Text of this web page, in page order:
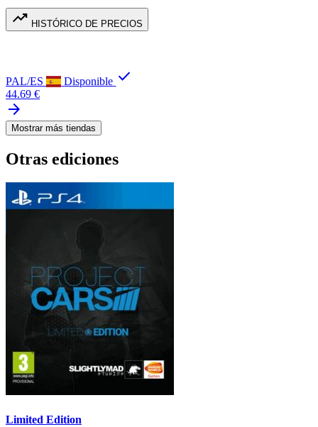
trending_up HISTÓRICO DE PRECIOS
PAL/ES Disponible check
44.69 €
arrow_forward
Mostrar más tiendas
Otras ediciones
Limited Edition